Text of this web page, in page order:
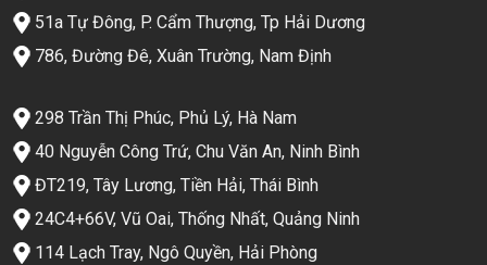
51a Tự Đông, P. Cẩm Thượng, Tp Hải Dương
786, Đường Đê, Xuân Trường, Nam Định
298 Trần Thị Phúc, Phủ Lý, Hà Nam
40 Nguyễn Công Trứ, Chu Văn An, Ninh Bình
ĐT219, Tây Lương, Tiền Hải, Thái Bình
24C4+66V, Vũ Oai, Thống Nhất, Quảng Ninh
114 Lạch Tray, Ngô Quyền, Hải Phòng